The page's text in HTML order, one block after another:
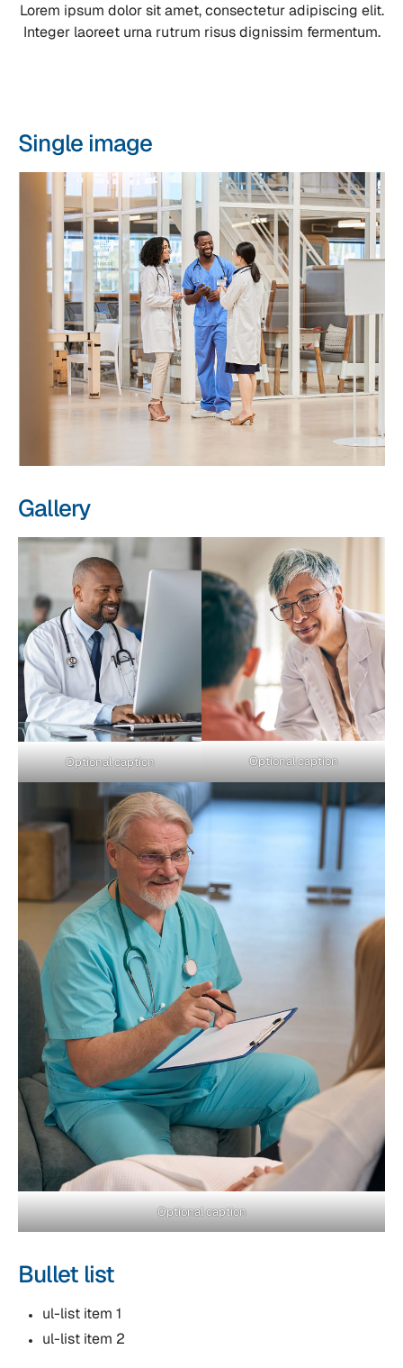
Lorem ipsum dolor sit amet, consectetur adipiscing elit.
Integer laoreet urna rutrum risus dignissim fermentum.
Single image
Gallery
Optional caption Optional caption
Optional caption
Bullet list
ul-list item 1
ul-list item 2